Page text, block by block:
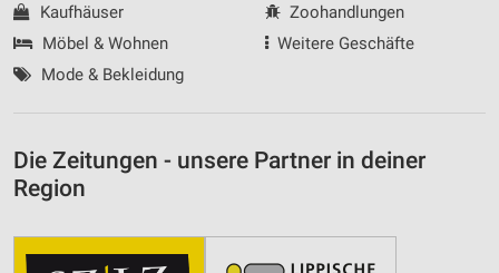
Kaufhäuser
Möbel & Wohnen
Mode & Bekleidung
Zoohandlungen
Weitere Geschäfte
Die Zeitungen - unsere Partner in deiner
Region